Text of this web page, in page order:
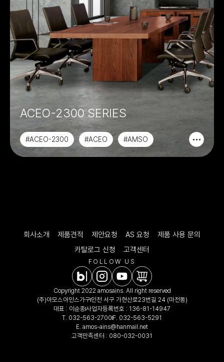
ACEO-2300 SERIES
#ACEO-2300 #ACEO
#AMSO
#PREMIER CLASS
회사소개 제품견적 제안요청 AS 요청
제품 사용 문의
카탈로그 신청
고객센터
FOLLOW US
Copyright 2022 amosains. All right reserved
(주)아모스아인스가구인천 서구 가현산로23번길 24 (마전동)
대표 : 이순종사업자등록번호 : 136-81-14947
T. 032-563-2700 F. 032-563-5291
E. amos-ains@hanmail.net
고객만족센터 : 080-032-0031